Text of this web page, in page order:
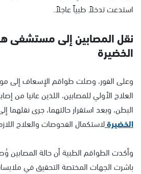
استدعت تدخلاً طبياً عاجلاً.
نقل المصابين إلى مستشفى
الخضيرة
وعلى الفور، وصلت طواقم الإسعاف إلى
العلاج الأولي للمصابين، اللذين عانيا من
البطن، وبعد استقرار حالتهما، جرى
الخضيرةلاستكمال الفحوصات والعلاج
وأكدت الطواقم الطبية أن حالة المصابين
باشرت الجهات المختصة التحقيق في